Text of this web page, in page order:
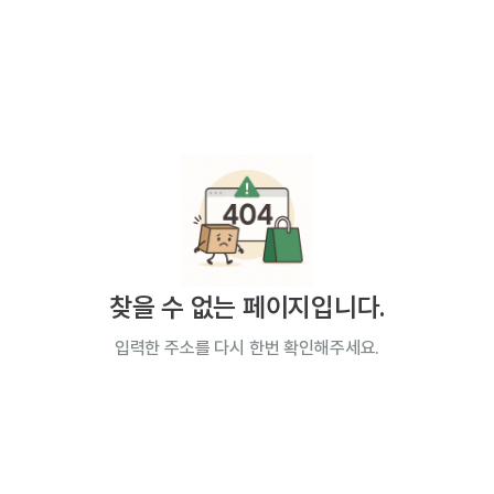
찾을 수 없는 페이지입니다.
입력한 주소를 다시 한번 확인해주세요.